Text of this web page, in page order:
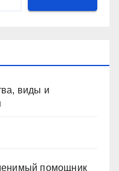
виды и
помощник